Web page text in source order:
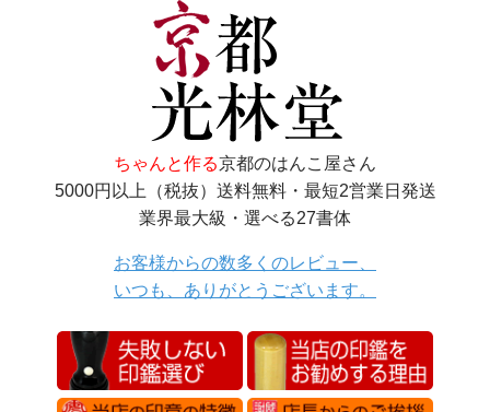
ちゃんと作る京都のはんこ屋さん
5000円以上（税抜）送料無料・最短2営業日発送
業界最大級・選べる27書体
お客様からの数多くのレビュー、
いつも、ありがとうございます。